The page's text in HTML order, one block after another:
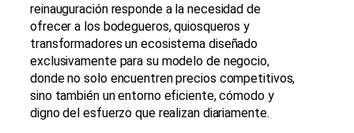
reinauguración responde a la necesidad de
ofrecer a los bodegueros, quiosqueros y
transformadores un ecosistema diseñado
exclusivamente para su modelo de negocio,
donde no solo encuentren precios competitivos,
sino también un entorno eficiente, cómodo y
digno del esfuerzo que realizan diariamente.